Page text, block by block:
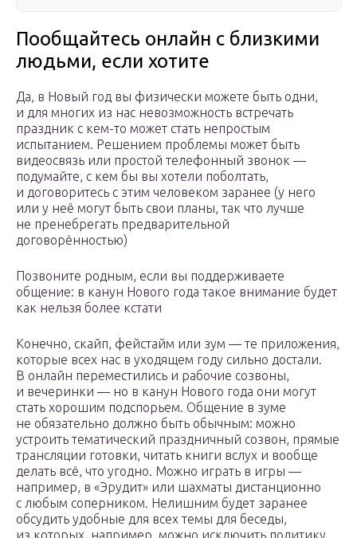
Пообщайтесь онлайн с близкими
людьми, если хотите
Да, в Новый год вы физически можете быть одни,
и для многих из нас невозможность встречать
праздник с кем-то может стать непростым
испытанием. Решением проблемы может быть
видеосвязь или простой телефонный звонок —
подумайте, с кем бы вы хотели поболтать,
и договоритесь с этим человеком заранее (у него
или у неё могут быть свои планы, так что лучше
не пренебрегать предварительной
договорённостью)
Позвоните родным, если вы поддерживаете
общение: в канун Нового года такое внимание будет
как нельзя более кстати
Конечно, скайп, фейстайм или зум — те приложения,
которые всех нас в уходящем году сильно достали.
В онлайн переместились и рабочие созвоны,
и вечеринки — но в канун Нового года они могут
стать хорошим подспорьем. Общение в зуме
не обязательно должно быть обычным: можно
устроить тематический праздничный созвон, прямые
трансляции готовки, читать книги вслух и вообще
делать всё, что угодно. Можно играть в игры —
например, в «Эрудит» или шахматы дистанционно
с любым соперником. Нелишним будет заранее
обсудить удобные для всех темы для беседы,
из которых, например, можно исключить политику